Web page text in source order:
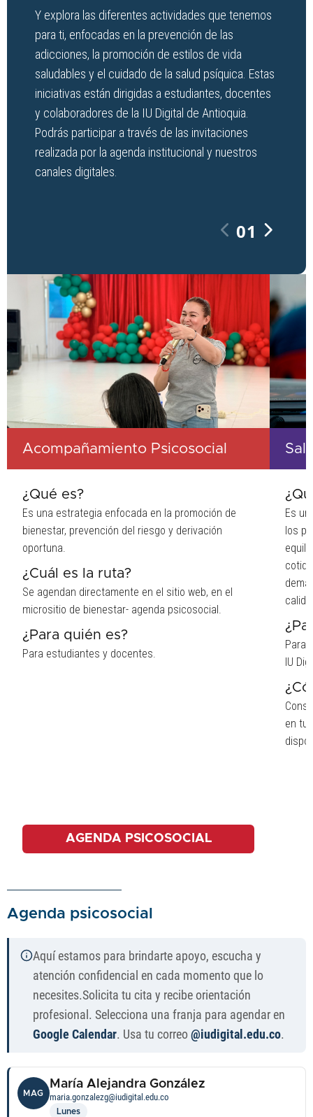
Y explora las diferentes actividades que tenemos
para ti, enfocadas en la prevención de las
adicciones, la promoción de estilos de vida
saludables y el cuidado de la salud psíquica. Estas
iniciativas están dirigidas a estudiantes, docentes
y colaboradores de la IU Digital de Antioquia.
Podrás participar a través de las invitaciones
realizada por la agenda institucional y nuestros
canales digitales.
01
Acompañamiento Psicosocial
¿Qué es?
Es una estrategia enfocada en la promoción de
bienestar, prevención del riesgo y derivación
oportuna.
¿Cuál es la ruta?
Se agendan directamente en el sitio web, en el
micrositio de bienestar- agenda psicosocial.
¿Para quién es?
Para estudiantes y docentes.
AGENDA PSICOSOCIAL
Es
los
Para
IU
en tu
Agenda psicosocial
Agenda psicoeducativa — Bienestar Institucional IUDigital de
Aquí estamos para brindarte apoyo, escucha y
atención confidencial en cada momento que lo
necesites.Solicita tu cita y recibe orientación
profesional. Selecciona una franja para agendar en
Google Calendar. Usa tu correo@iudigital.edu.co.
MAG
María Alejandra González
maria.gonzalezg@iudigital.edu.co
Lunes